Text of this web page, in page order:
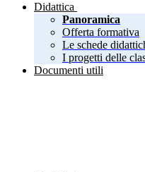
Didattica
Panoramica
Offerta formativa
Le schede
I progetti delle
Documenti utili